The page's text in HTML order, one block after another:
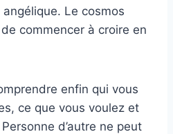
Le cosmos
commencer à croire en
enfin qui vous
ce que vous voulez et
d’autre ne peut